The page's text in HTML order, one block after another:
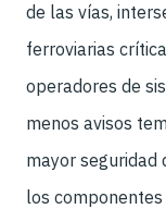
de las vías,
ferroviarias
operadores de
menos avisos
mayor seguridad
los componentes